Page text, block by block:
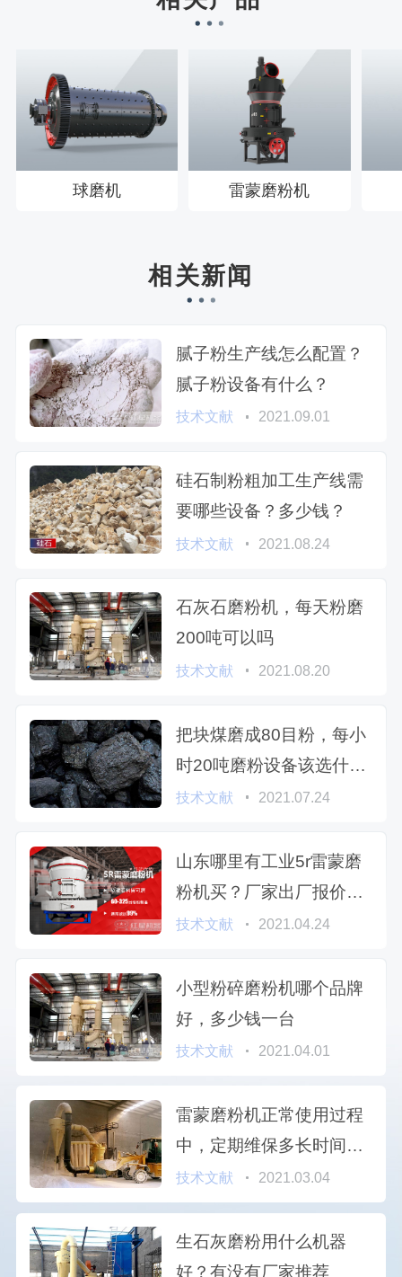
徐先生132****0391刚刚预约成功！
球磨机 雷蒙磨粉机
相关新闻
腻子粉生产线怎么配置？
腻子粉设备有什么？
技术文献 2021.09.01
硅石制粉粗加工生产线需
要哪些设备？多少钱？
技术文献 2021.08.24
石灰石磨粉机，每天粉磨
200吨可以吗
技术文献 2021.08.20
把块煤磨成80目粉，每小
时20吨磨粉设备该选什么
型号
技术文献 2021.07.24
山东哪里有工业5r雷蒙磨
粉机买？厂家出厂报价让
您随心购
技术文献 2021.04.24
小型粉碎磨粉机哪个品牌
好，多少钱一台
技术文献 2021.04.01
雷蒙磨粉机正常使用过程
中，定期维保多长时间更
好
技术文献 2021.03.04
生石灰磨粉用什么机器
好？有没有厂家推荐